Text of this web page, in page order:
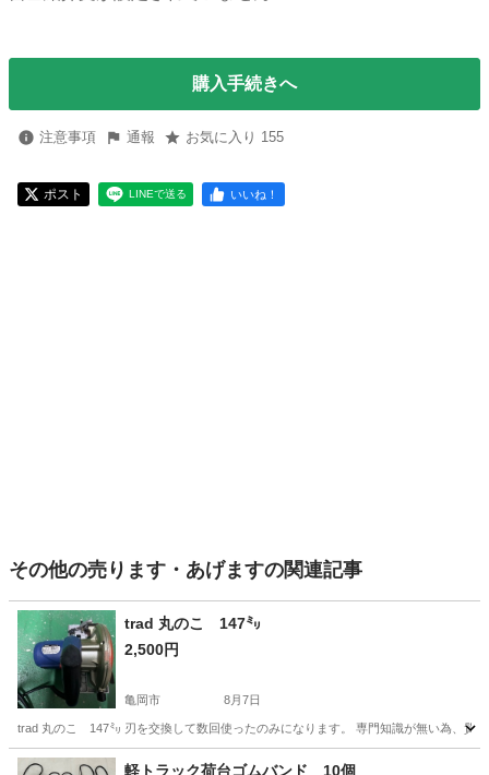
購入手続きへ
注意事項 通報 お気に入り 155
ポスト LINEで送る いいね！
その他の売ります・あげますの関連記事
trad 丸のこ 147㍉
2,500円
亀岡市 8月7日
trad 丸のこ 147㍉ 刃を交換して数回使ったのみになります。 専門知識が無い為、質
京都 亀岡市 その他
軽トラック荷台ゴムバンド 10個